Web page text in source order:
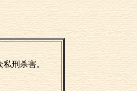
刑杀害。